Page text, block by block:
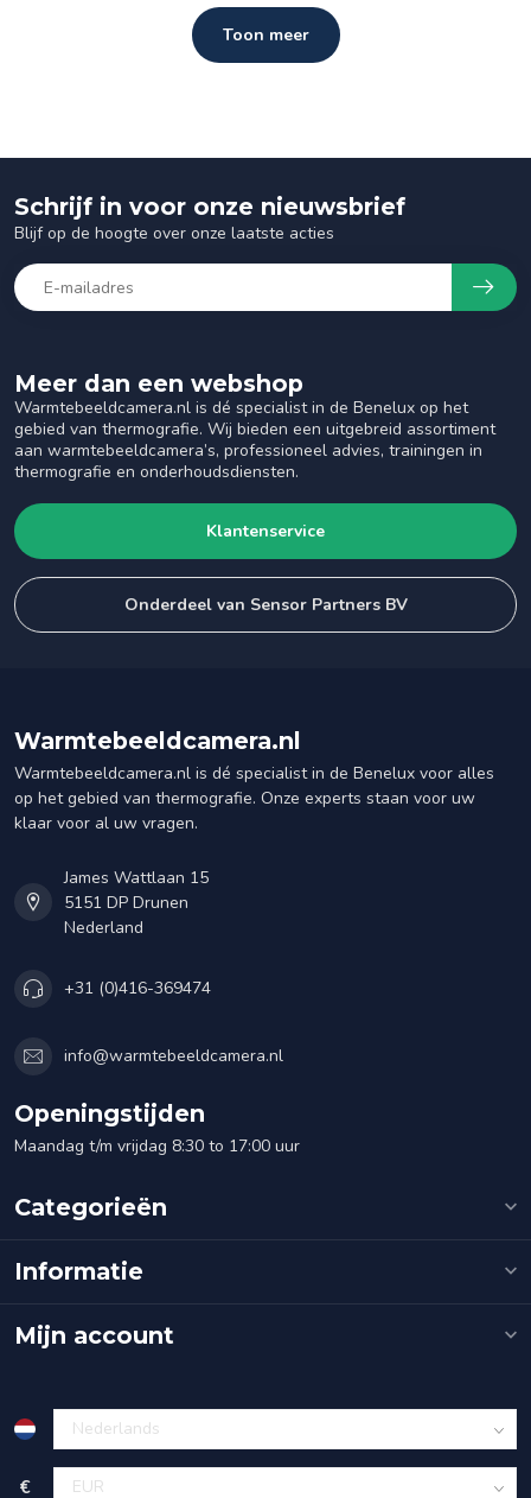
Toon meer
Meer dan een webshop
Warmtebeeldcamera.nl is dé specialist in de Benelux op het
gebied van thermografie. Wij bieden een uitgebreid assortiment
aan warmtebeeldcamera’s, professioneel advies, trainingen in
thermografie en onderhoudsdiensten.
Klantenservice
Onderdeel van Sensor Partners BV
Schrijf in voor onze nieuwsbrief
Blijf op de hoogte over onze laatste acties
Warmtebeeldcamera.nl
Warmtebeeldcamera.nl is dé specialist in de Benelux voor alles
op het gebied van thermografie. Onze experts staan voor uw
klaar voor al uw vragen.
James Wattlaan 15
5151 DP Drunen
Nederland
+31 (0)416-369474
info@warmtebeeldcamera.nl
Openingstijden
Maandag t/m vrijdag 8:30 to 17:00 uur
Categorieën
Informatie
Mijn account
€